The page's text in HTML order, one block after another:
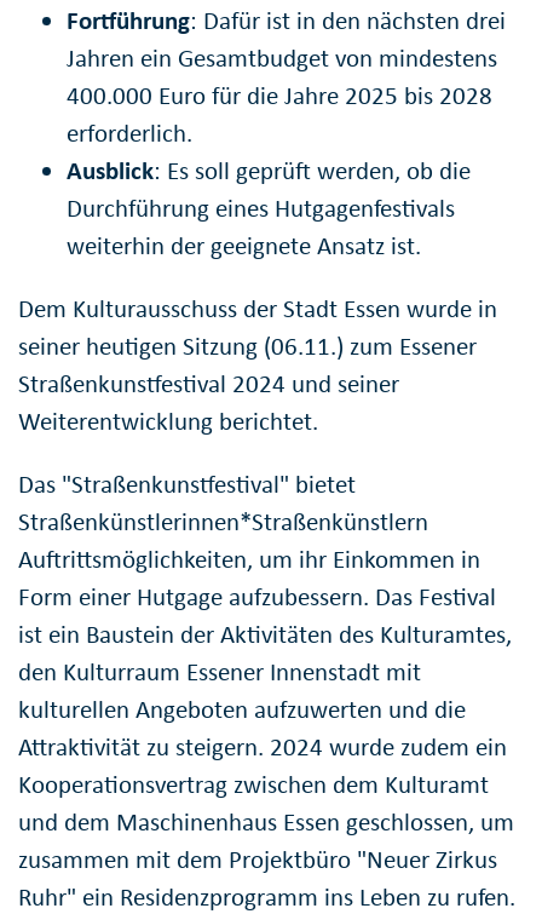
Fortführung: Dafür ist in den nächsten drei
Jahren ein Gesamtbudget von mindestens
400.000 Euro für die Jahre 2025 bis 2028
erforderlich.
Ausblick: Es soll geprüft werden, ob die
Durchführung eines Hutgagenfestivals
weiterhin der geeignete Ansatz ist.
Dem Kulturausschuss der Stadt Essen wurde in
seiner heutigen Sitzung (06.11.) zum Essener
Straßenkunstfestival 2024 und seiner
Weiterentwicklung berichtet.
Das "Straßenkunstfestival" bietet
Straßenkünstlerinnen*Straßenkünstlern
Auftrittsmöglichkeiten, um ihr Einkommen in
Form einer Hutgage aufzubessern. Das Festival
ist ein Baustein der Aktivitäten des Kulturamtes,
den Kulturraum Essener Innenstadt mit
kulturellen Angeboten aufzuwerten und die
Attraktivität zu steigern. 2024 wurde zudem ein
Kooperationsvertrag zwischen dem Kulturamt
und dem Maschinenhaus Essen geschlossen, um
zusammen mit dem Projektbüro "Neuer Zirkus
Ruhr" ein Residenzprogramm ins Leben zu rufen.